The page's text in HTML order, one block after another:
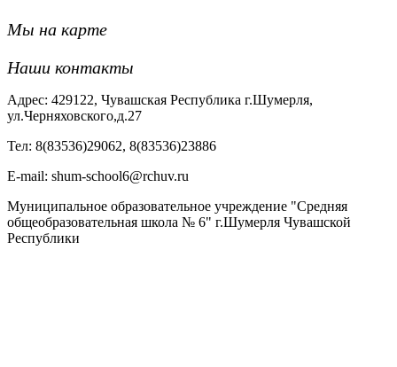
Мы на карте
Наши контакты
Адрес: 429122, Чувашская Республика г.Шумерля,
ул.Черняховского,д.27
Тел: 8(83536)29062, 8(83536)23886
Е-mail: shum-school6@rchuv.ru
Муниципальное образовательное учреждение "Средняя
общеобразовательная школа № 6" г.Шумерля Чувашской
Республики